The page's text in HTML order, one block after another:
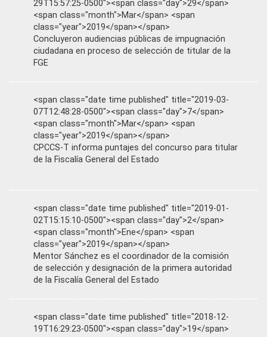
29T15:57:25-0500"><span class="day">29</span>
<span class="month">Mar</span> <span
class="year">2019</span></span>
Concluyeron audiencias públicas de impugnación
ciudadana en proceso de selección de titular de la
FGE
<span class="date time published" title="2019-03-
07T12:48:28-0500"><span class="day">7</span>
<span class="month">Mar</span> <span
class="year">2019</span></span>
CPCCS-T informa puntajes del concurso para titular
de la Fiscalía General del Estado
<span class="date time published" title="2019-01-
02T15:15:10-0500"><span class="day">2</span>
<span class="month">Ene</span> <span
class="year">2019</span></span>
Mentor Sánchez es el coordinador de la comisión
de selección y designación de la primera autoridad
de la Fiscalía General del Estado
<span class="date time published" title="2018-12-
19T16:29:23-0500"><span class="day">19</span>